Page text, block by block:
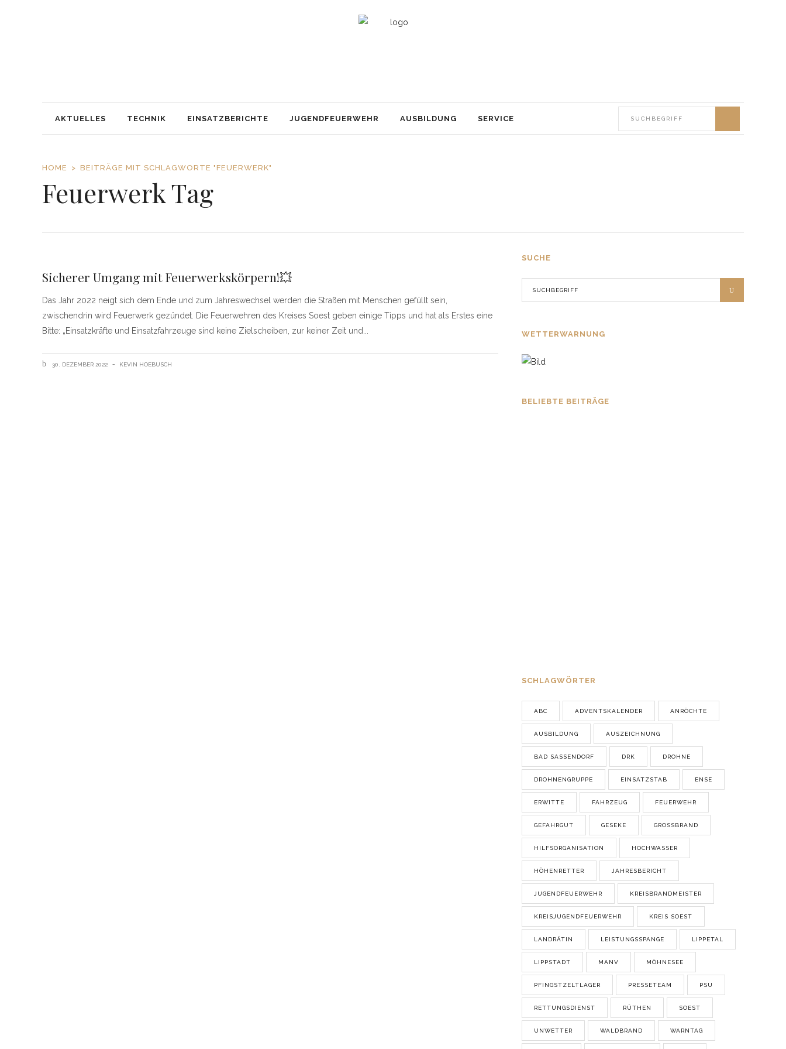
AKTUELLES TECHNIK EINSATZBERICHTE JUGENDFEUERWEHR AUSBILDUNG SERVICE
HOME BEITRÄGE MIT SCHLAGWORTE "FEUERWERK"
Feuerwerk Tag
Sicherer Umgang mit Feuerwerkskörpern!💥
Das Jahr 2022 neigt sich dem Ende und zum Jahreswechsel werden die Straßen mit Menschen gefüllt sein,
zwischendrin wird Feuerwerk gezündet. Die Feuerwehren des Kreises Soest geben einige Tipps und hat als Erstes eine
Bitte: „Einsatzkräfte und Einsatzfahrzeuge sind keine Zielscheiben, zur keiner Zeit und
30. DEZEMBER 2022 KEVIN HOEBUSCH
SUCHE
WETTERWARNUNG
BELIEBTE BEITRÄGE
SCHLAGWÖRTER
ABC ADVENTSKALENDER ANRÖCHTE
AUSBILDUNG AUSZEICHNUNG
BAD SASSENDORF DRK DROHNE
DROHNENGRUPPE EINSATZSTAB ENSE
ERWITTE FAHRZEUG FEUERWEHR
GEFAHRGUT GESEKE GROSSBRAND
HILFSORGANISATION HOCHWASSER
HÖHENRETTER JAHRESBERICHT
JUGENDFEUERWEHR KREISBRANDMEISTER
KREISJUGENDFEUERWEHR KREIS SOEST
LANDRÄTIN LEISTUNGSSPANGE LIPPETAL
LIPPSTADT MANV MÖHNESEE
PFINGSTZELTLAGER PRESSETEAM PSU
RETTUNGSDIENST RÜTHEN SOEST
UNWETTER WALDBRAND WARNTAG